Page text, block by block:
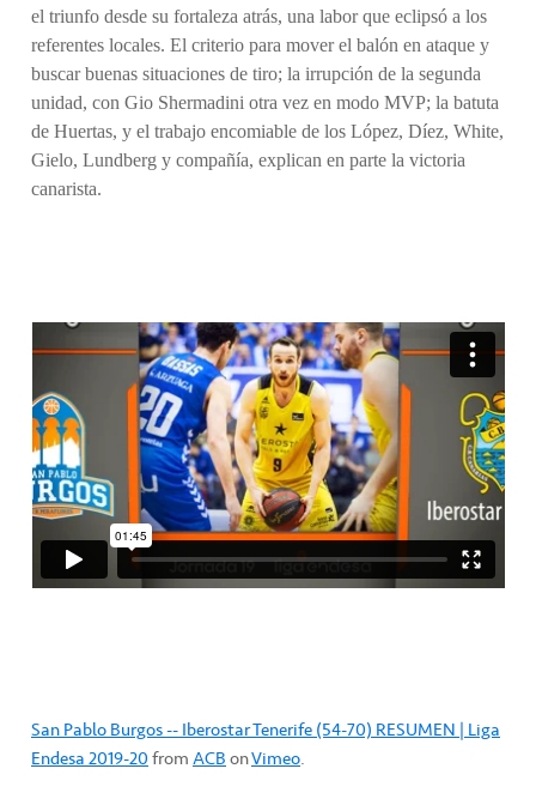
el triunfo desde su fortaleza atrás, una labor que eclipsó a los
referentes locales. El criterio para mover el balón en ataque y
buscar buenas situaciones de tiro; la irrupción de la segunda
unidad, con Gio Shermadini otra vez en modo MVP; la batuta
de Huertas, y el trabajo encomiable de los López, Díez, White,
Gielo, Lundberg y compañía, explican en parte la victoria
canarista.
San Pablo Burgos -- Iberostar Tenerife (54-70) RESUMEN | Liga
Endesa 2019-20fromACBonVimeo.